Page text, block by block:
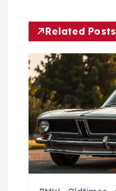
a
g
s
n
a
v
Related Posts